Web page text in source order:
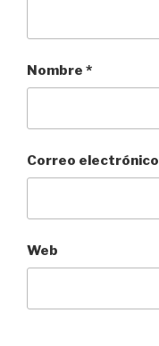
Nombre *
Correo electrónico
Web